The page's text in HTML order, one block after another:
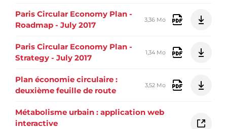
Paris Circular Economy Plan -
Roadmap - July 2017
3,36 Mo
Paris Circular Economy Plan -
Strategy - July 2017
1,34 Mo
Plan économie circulaire :
deuxième feuille de route
3,52 Mo
Métabolisme urbain : application web
interactive